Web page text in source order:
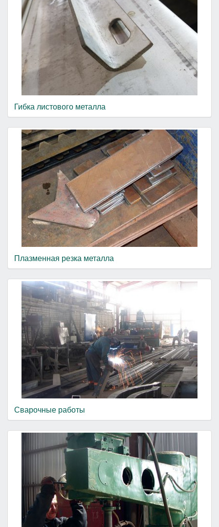
Гибка листового металла
Плазменная резка металла
Сварочные работы